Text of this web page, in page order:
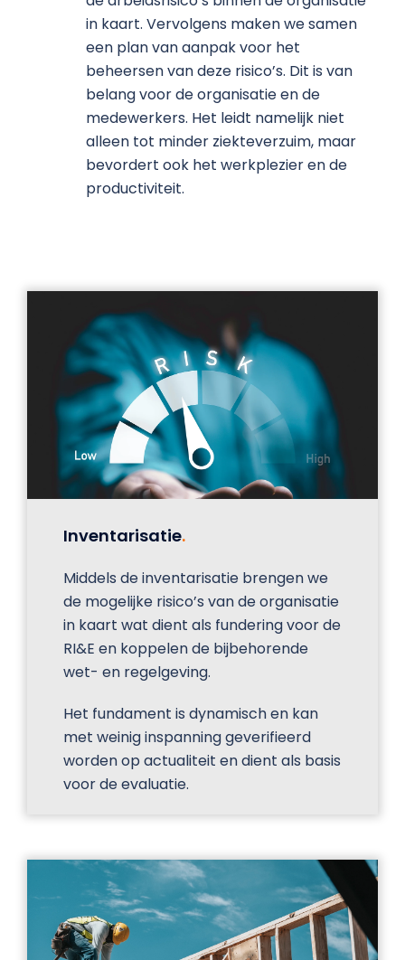
in kaart. Vervolgens maken we samen
een plan van aanpak voor het
beheersen van deze risico’s. Dit is van
belang voor de organisatie en de
medewerkers. Het leidt namelijk niet
alleen tot minder ziekteverzuim, maar
bevordert ook het werkplezier en de
productiviteit.
Inventarisatie.
Middels de inventarisatie brengen we
de mogelijke risico’s van de organisatie
in kaart wat dient als fundering voor de
RI&E en koppelen de bijbehorende
wet- en regelgeving.
Het fundament is dynamisch en kan
met weinig inspanning geverifieerd
worden op actualiteit en dient als basis
voor de evaluatie.